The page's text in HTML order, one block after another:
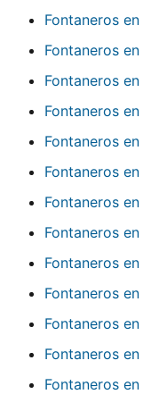
Fontaneros en
Fontaneros en
Fontaneros en
Fontaneros en
Fontaneros en
Fontaneros en
Fontaneros en
Fontaneros en
Fontaneros en
Fontaneros en
Fontaneros en
Fontaneros en
Fontaneros en